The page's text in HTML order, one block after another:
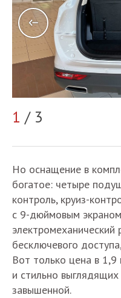
1 / 3
Но оснащение в
богатое: четыре
контроль, круиз-
с 9-дюймовым
электромеханический
бесключевого
Вот только цена в
и стильно
завышенной.